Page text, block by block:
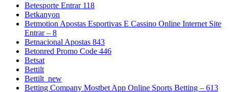
Betesporte Entrar 118
Betkanyon
Betmotion Apostas Esportivas E Cassino Online Internet Site
Entrar – 8
Betnacional Apostas 843
Betonred Promo Code 446
Betsat
Bettilt
Bettilt_new
Betting Company Mostbet App Online Sports Betting – 613